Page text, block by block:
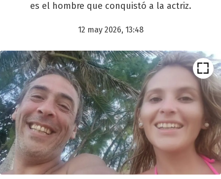
es el hombre que conquistó a la actriz.
12 may 2026, 13:48